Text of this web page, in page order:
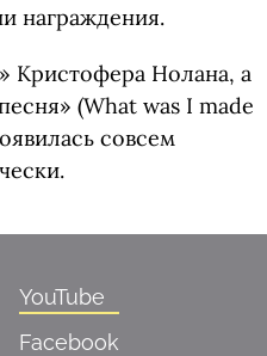
награждения.
Кристофера Нолана, а
(What was I made
совсем
YouTube
Facebook